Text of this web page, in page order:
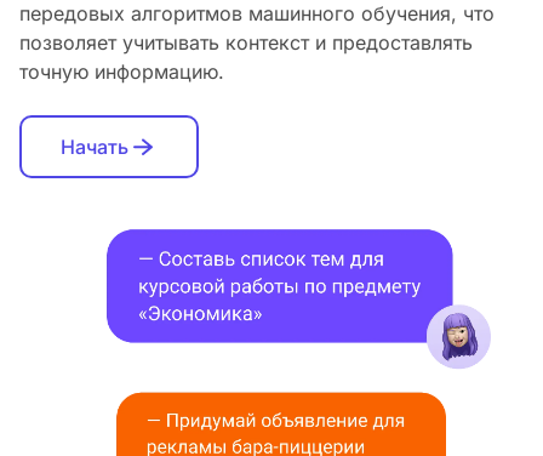
передовых алгоритмов машинного обучения, что
позволяет учитывать контекст и предоставлять
точную информацию.
Начать